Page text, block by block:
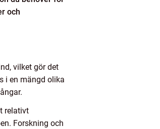
och
vilket gör det
i en mängd olika
relativt
Forskning och